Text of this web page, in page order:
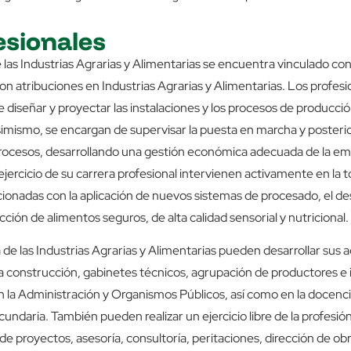
Industrias Agrarias y Alimentarias se encuentra vinculado
atribuciones en Industrias Agrarias y Alimentarias. Los
diseñar y proyectar las instalaciones y los procesos de
se encargan de supervisar la puesta en marcha y
desarrollando una gestión económica adecuada de la
de su carrera profesional intervienen activamente en la
con la aplicación de nuevos sistemas de procesado, el
de alimentos seguros, de alta calidad sensorial y nutricional.
las Industrias Agrarias y Alimentarias pueden desarrollar sus
construcción, gabinetes técnicos, agrupación de productores e
Administración y Organismos Públicos, así como en la
También pueden realizar un ejercicio libre de la
proyectos, asesoría, consultoría, peritaciones, dirección de